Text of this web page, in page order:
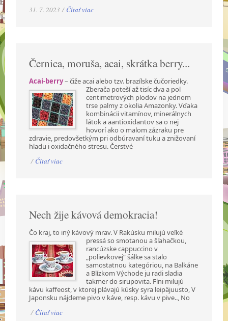
31. 7. 2023 / Čítať viac
Černica, moruša, acai, skrátka berry...
Acai-berry– čiže acai alebo tzv. brazílske čučoriedky.
Zberača poteší až tisíc dva a pol
centimetrových plodov na jednom
trse palmy z okolia Amazonky. Vďaka
kombinácii vitamínov, minerálnych
látok a aantioxidantov sa o nej
hovorí ako o malom zázraku pre
zdravie, predovšetkým pri odbúravaní tuku a znižovaní
hladu i oxidačného stresu. Čerstvé
/ Čítať viac
Nech žije kávová demokracia!
Čo kraj, to iný kávový mrav. V Rakúsku milujú veľké
pressá so smotanou a šľahačkou,
rancúzske cappuccino v
„polievkovej“ šálke sa stalo
samostatnou kategóriou, na Balkáne
a Blízkom Východe ju radi sladia
takmer do sirupovita. Fíni milujú
kávu kaffeost, v ktorej plávajú kúsky syra leipäjuusto, V
Japonsku nájdeme pivo v káve, resp. kávu v pive.., No
/ Čítať viac